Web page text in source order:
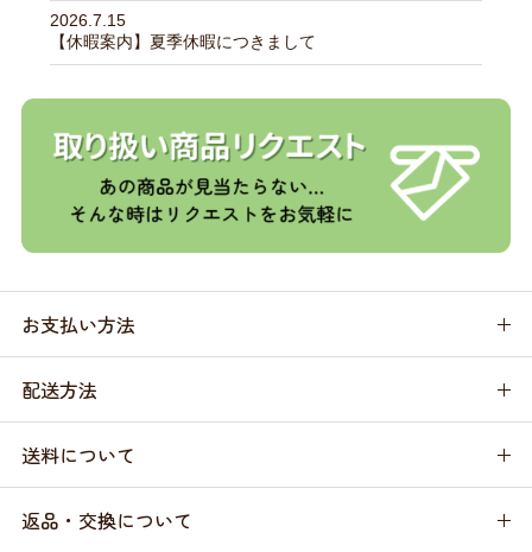
2026.7.15
【休暇案内】夏季休暇につきまして
お支払い方法
配送方法
送料について
返品・交換について